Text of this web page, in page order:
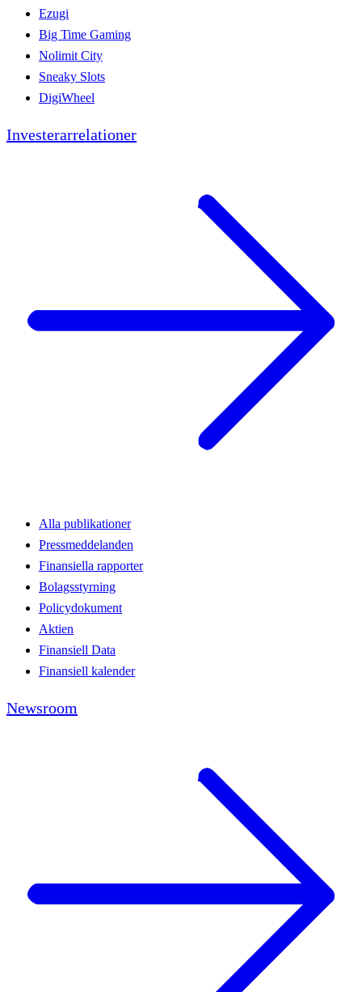
Ezugi
Big Time Gaming
Nolimit City
Sneaky Slots
DigiWheel
Investerarrelationer
Alla publikationer
Pressmeddelanden
Finansiella rapporter
Bolagsstyrning
Policydokument
Aktien
Finansiell Data
Finansiell kalender
Newsroom